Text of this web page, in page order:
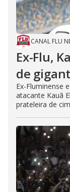
CANAL FLU
Ex-Flu,
de
Ex-Fluminense
atacante Kauã
prateleira de